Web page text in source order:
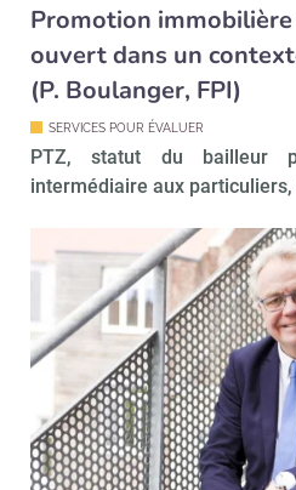
Promotion immobilière
ouvert dans un
(P. Boulanger, FPI)
SERVICES POUR ÉVALUER
PTZ, statut du bailleur
intermédiaire aux
Recevoir
Non merci, je reçois déjà
!